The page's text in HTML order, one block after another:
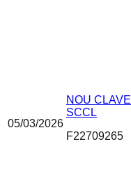
05/03/2026
NOU CLAVE
SCCL
F22709265